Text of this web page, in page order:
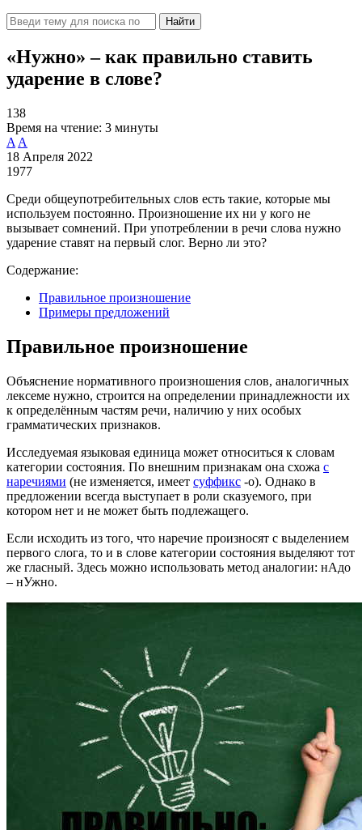
Найти
«Нужно» – как правильно ставить
ударение в слове?
138
Время на чтение: 3 минуты
A A
18 Апреля 2022
1977
Среди общеупотребительных слов есть такие, которые мы
используем постоянно. Произношение их ни у кого не
вызывает сомнений. При употреблении в речи слова нужно
ударение ставят на первый слог. Верно ли это?
Содержание:
Правильное произношение
Примеры предложений
Правильное произношение
Объяснение нормативного произношения слов, аналогичных
лексеме нужно, строится на определении принадлежности их
к определённым частям речи, наличию у них особых
грамматических признаков.
Исследуемая языковая единица может относиться к словам
категории состояния. По внешним признакам она схожа с
наречиями (не изменяется, имеет суффикс -о). Однако в
предложении всегда выступает в роли сказуемого, при
котором нет и не может быть подлежащего.
Если исходить из того, что наречие произносят с выделением
первого слога, то и в слове категории состояния выделяют тот
же гласный. Здесь можно использовать метод аналогии: нАдо
– нУжно.